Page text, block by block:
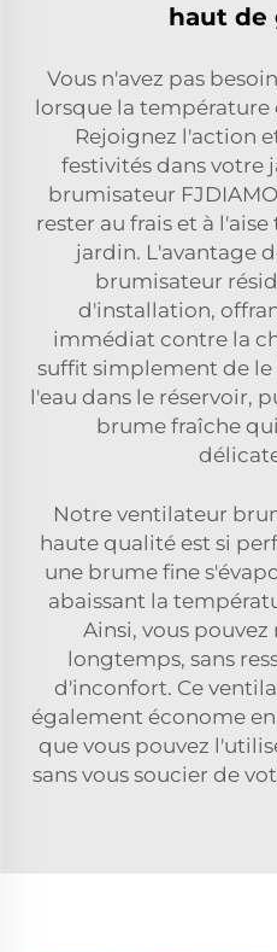
haut de
Vous n'avez pas
lorsque la
Rejoignez l'action
festivités dans votre
brumisateur
rester au frais et à
jardin. L'avantage
brumisateur
d'installation,
immédiat contre la
suffit simplement de
l'eau dans le réservoir,
brume fraîche
Notre ventilateur
haute qualité est si
une brume fine
abaissant la
Ainsi, vous
longtemps, sans
d'inconfort. Ce
également économe
que vous pouvez
sans vous soucier de